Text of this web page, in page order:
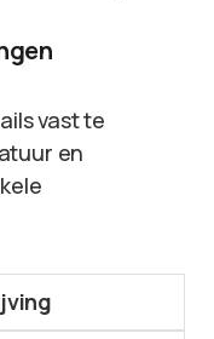
vast te
en